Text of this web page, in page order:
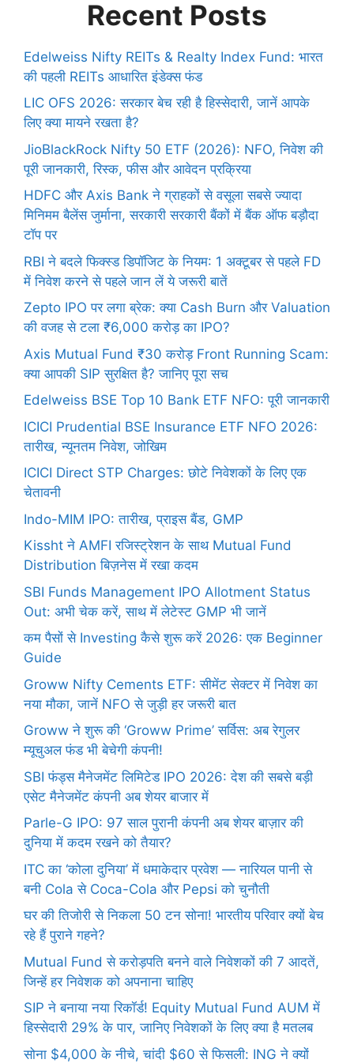
Recent Posts
Edelweiss Nifty REITs & Realty Index Fund: भारत
की पहली REITs आधारित इंडेक्स फंड
LIC OFS 2026: सरकार बेच रही है हिस्सेदारी, जानें आपके
लिए क्या मायने रखता है?
JioBlackRock Nifty 50 ETF (2026): NFO, निवेश की
पूरी जानकारी, रिस्क, फीस और आवेदन प्रक्रिया
HDFC और Axis Bank ने ग्राहकों से वसूला सबसे ज्यादा
मिनिमम बैलेंस जुर्माना, सरकारी सरकारी बैंकों में बैंक ऑफ बड़ौदा
टॉप पर
RBI ने बदले फिक्स्ड डिपॉजिट के नियम: 1 अक्टूबर से पहले FD
में निवेश करने से पहले जान लें ये जरूरी बातें
Zepto IPO पर लगा ब्रेक: क्या Cash Burn और Valuation
की वजह से टला ₹6,000 करोड़ का IPO?
Axis Mutual Fund ₹30 करोड़ Front Running Scam:
क्या आपकी SIP सुरक्षित है? जानिए पूरा सच
Edelweiss BSE Top 10 Bank ETF NFO: पूरी जानकारी
ICICI Prudential BSE Insurance ETF NFO 2026:
तारीख, न्यूनतम निवेश, जोखिम
ICICI Direct STP Charges: छोटे निवेशकों के लिए एक
चेतावनी
Indo-MIM IPO: तारीख, प्राइस बैंड, GMP
Kissht ने AMFI रजिस्ट्रेशन के साथ Mutual Fund
Distribution बिज़नेस में रखा कदम
SBI Funds Management IPO Allotment Status
Out: अभी चेक करें, साथ में लेटेस्ट GMP भी जानें
कम पैसों से Investing कैसे शुरू करें 2026: एक Beginner
Guide
Groww Nifty Cements ETF: सीमेंट सेक्टर में निवेश का
नया मौका, जानें NFO से जुड़ी हर जरूरी बात
Groww ने शुरू की ‘Groww Prime’ सर्विस: अब रेगुलर
म्यूचुअल फंड भी बेचेगी कंपनी!
SBI फंड्स मैनेजमेंट लिमिटेड IPO 2026: देश की सबसे बड़ी
एसेट मैनेजमेंट कंपनी अब शेयर बाजार में
Parle-G IPO: 97 साल पुरानी कंपनी अब शेयर बाज़ार की
दुनिया में कदम रखने को तैयार?
ITC का ‘कोला दुनिया’ में धमाकेदार प्रवेश — नारियल पानी से
बनी Cola से Coca-Cola और Pepsi को चुनौती
घर की तिजोरी से निकला 50 टन सोना! भारतीय परिवार क्यों बेच
रहे हैं पुराने गहने?
Mutual Fund से करोड़पति बनने वाले निवेशकों की 7 आदतें,
जिन्हें हर निवेशक को अपनाना चाहिए
SIP ने बनाया नया रिकॉर्ड! Equity Mutual Fund AUM में
हिस्सेदारी 29% के पार, जानिए निवेशकों के लिए क्या है मतलब
सोना $4,000 के नीचे, चांदी $60 से फिसली: ING ने क्यों